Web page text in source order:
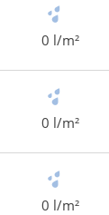
0 l/m²
0 l/m²
0 l/m²